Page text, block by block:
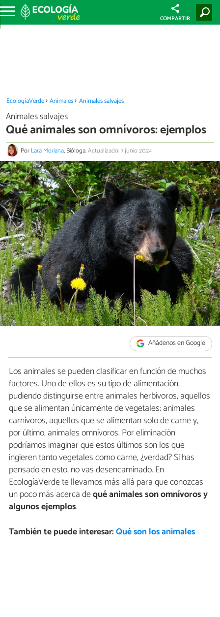
COMPARTIR
EcologíaVerde Animales Animales salvajes
Animales salvajes
Qué animales son omnívoros: ejemplos
PorLara Moriana, Bióloga.Actualizado: 7 junio 2024
Añádenos en Google
Los animales se pueden clasificar en función de muchos
factores. Uno de ellos es su tipo de alimentación,
pudiendo distinguirse entre animales herbívoros, aquellos
que se alimentan únicamente de vegetales; animales
carnívoros, aquellos que se alimentan solo de carne y,
por último, animales omnívoros. Por eliminación
podríamos imaginar que estos últimos son los que
ingieren tanto vegetales como carne, ¿verdad? Si has
pensado en esto, no vas desencaminado. En
EcologíaVerde te llevamos más allá para que conozcas
un poco más acerca dequé animales son omnívoros y
algunos ejemplos.
También te puede interesar:Qué son los animales